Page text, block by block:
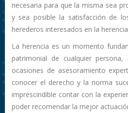
necesaria para que la misma sea
y sea posible la satisfacción de
herederos interesados en la
La herencia es un momento
patrimonial de cualquier persona,
ocasiones de asesoramiento
conocer el derecho y la norma
imprescindible contar con la
poder recomendar la mejor